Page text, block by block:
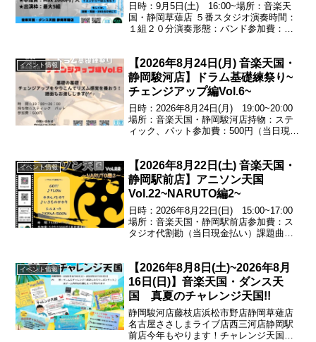
日時：9月5日(土) 16:00~場所：音楽天
国・静岡草薙店 ５番スタジオ演奏時間：
１組２０分演奏形態：バンド参加費：
イベント情報
【2026年8月24日(月) 音楽天国・
静岡駿河店】ドラム基礎練祭り~
チェンジアップ編Vol.6~
日時：2026年8月24日(月) 19:00~20:00
場所：音楽天国・静岡駿河店持物：ステ
ィック、パット参加費：500円（当日現金
します♪エントリー受付中！054...
イベント情報
【2026年8月22日(土) 音楽天国・
静岡駅前店】アニソン天国
Vol.22~NARUTO編2~
日時：2026年8月22日(日) 15:00~17:00
場所：音楽天国・静岡駅前店参加費：ス
タジオ代割勘（当日現金払い）課題曲
トリー受付中！お問い合わ...
イベント情報
【2026年8月8日(土)~2026年8月
16日(日)】音楽天国・ダンス天
国 真夏のチャレンジ天国!!
静岡駿河店藤枝店浜松市野店静岡草薙店
名古屋ささしまライブ店西三河店静岡駅
前店今年もやります！チャレンジ天国！